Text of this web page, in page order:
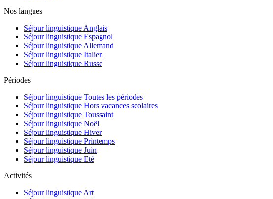
Nos langues
Séjour linguistique Anglais
Séjour linguistique Espagnol
Séjour linguistique Allemand
Séjour linguistique Italien
Séjour linguistique Russe
Périodes
Séjour linguistique Toutes les périodes
Séjour linguistique Hors vacances scolaires
Séjour linguistique Toussaint
Séjour linguistique Noël
Séjour linguistique Hiver
Séjour linguistique Printemps
Séjour linguistique Juin
Séjour linguistique Eté
Activités
Séjour linguistique Art